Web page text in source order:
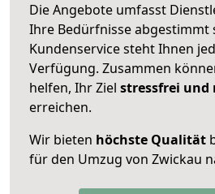
Die Angebote umfasst
Ihre Bedürfnisse abgestimmt
Kundenservice steht Ihnen
Verfügung. Zusammen
helfen, Ihr Ziel stressfrei und
erreichen.
Wir bieten höchste Qualität
für den Umzug von Zwickau